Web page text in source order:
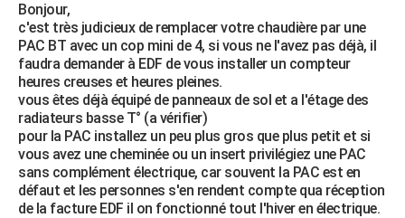
Bonjour,
c'est très judicieux de remplacer votre chaudière par une
PAC BT avec un cop mini de 4, si vous ne l'avez pas déjà, il
faudra demander à EDF de vous installer un compteur
heures creuses et heures pleines.
vous êtes déjà équipé de panneaux de sol et a l'étage des
radiateurs basse T° (a vérifier)
pour la PAC installez un peu plus gros que plus petit et si
vous avez une cheminée ou un insert privilégiez une PAC
sans complément électrique, car souvent la PAC est en
défaut et les personnes s'en rendent compte qua réception
de la facture EDF il on fonctionné tout l'hiver en électrique.